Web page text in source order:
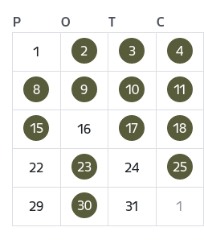
P O T C
1
2 3 4
8 9 10 11
15 16 17 18
22 23 24 25
29 30 31 1